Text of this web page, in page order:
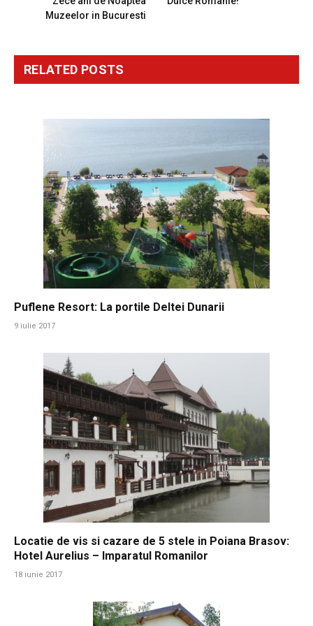
Muzeelor in Bucuresti
RELATED POSTS
Puflene Resort: La portile Deltei Dunarii
9 iulie 2017
Locatie de vis si cazare de 5 stele in Poiana Brasov:
Hotel Aurelius – Imparatul Romanilor
18 iunie 2017